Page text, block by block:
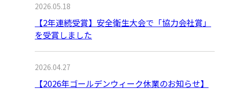
2026.05.18
【2年連続受賞】安全衛生大会で「協力会社賞」
を受賞しました
2026.04.27
【2026年ゴールデンウィーク休業のお知らせ】